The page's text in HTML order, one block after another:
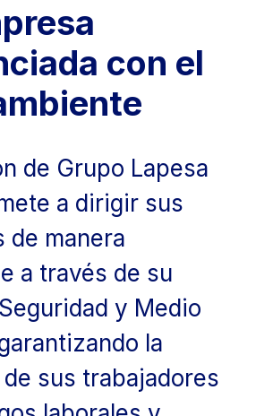
con el
de Grupo Lapesa
a dirigir sus
de manera
a través de su
y Medio
la
sus trabajadores